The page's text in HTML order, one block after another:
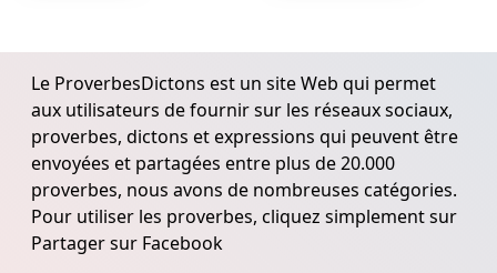
Le ProverbesDictons est un site Web qui permet
aux utilisateurs de fournir sur les réseaux sociaux,
proverbes, dictons et expressions qui peuvent être
envoyées et partagées entre plus de 20.000
proverbes, nous avons de nombreuses catégories.
Pour utiliser les proverbes, cliquez simplement sur
Partager sur Facebook